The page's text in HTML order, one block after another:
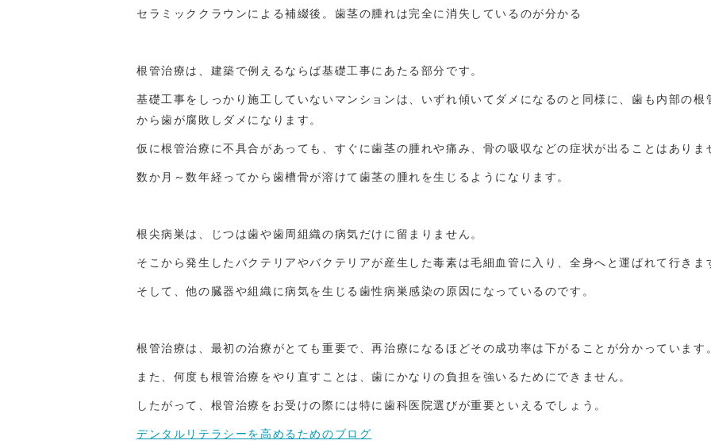
セラミッククラウンによる補綴後。歯茎の腫れは完全に消失しているのが分かる
根管治療は、建築で例えるならば基礎工事にあたる部分です。
基礎工事をしっかり施工していないマンションは、いずれ傾いてダメになるのと同様に、歯も内部の
から歯が腐敗しダメになります。
仮に根管治療に不具合があっても、すぐに歯茎の腫れや痛み、骨の吸収などの症状が出ることはありま
数か月～数年経ってから歯槽骨が溶けて歯茎の腫れを生じるようになります。
根尖病巣は、じつは歯や歯周組織の病気だけに留まりません。
そこから発生したバクテリアやバクテリアが産生した毒素は毛細血管に入り、全身へと運ばれて行きま
そして、他の臓器や組織に病気を生じる歯性病巣感染の原因になっているのです。
根管治療は、最初の治療がとても重要で、再治療になるほどその成功率は下がることが分かっています
また、何度も根管治療をやり直すことは、歯にかなりの負担を強いるためにできません。
したがって、根管治療をお受けの際には特に歯科医院選びが重要といえるでしょう。
デンタルリテラシーを高めるためのブログ